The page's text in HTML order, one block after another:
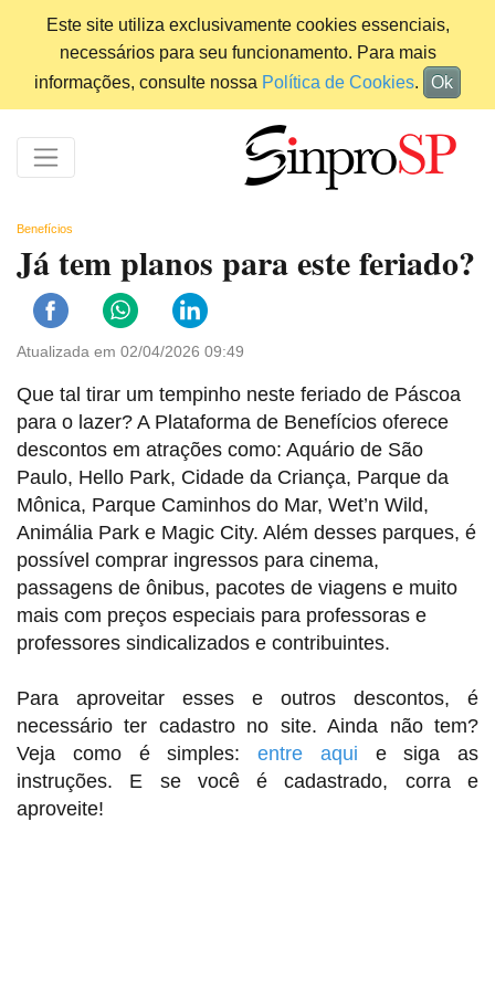
Este site utiliza exclusivamente cookies essenciais,
necessários para seu funcionamento. Para mais
informações, consulte nossa Política de Cookies. Ok
Benefícios
Já tem planos para este feriado?
Atualizada em 02/04/2026 09:49
Que tal tirar um tempinho neste feriado de Páscoa
para o lazer? A Plataforma de Benefícios oferece
descontos em atrações como: Aquário de São
Paulo, Hello Park, Cidade da Criança, Parque da
Mônica, Parque Caminhos do Mar, Wet’n Wild,
Animália Park e Magic City. Além desses parques, é
possível comprar ingressos para cinema,
passagens de ônibus, pacotes de viagens e muito
mais com preços especiais para professoras e
professores sindicalizados e contribuintes.
Para aproveitar esses e outros descontos, é
necessário ter cadastro no site. Ainda não tem?
Veja como é simples: entre aqui
e siga as
instruções. E se você é cadastrado, corra e
aproveite!